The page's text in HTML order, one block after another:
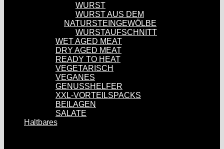
WURST
WURST AUS DEM
NATURSTEINGEWÖLBE
WURSTAUFSCHNITT
WET AGED MEAT
DRY AGED MEAT
READY TO HEAT
VEGETARISCH
VEGANES
GENUSSHELFER
XXL-VORTEILSPACKS
BEILAGEN
SALATE
Haltbares